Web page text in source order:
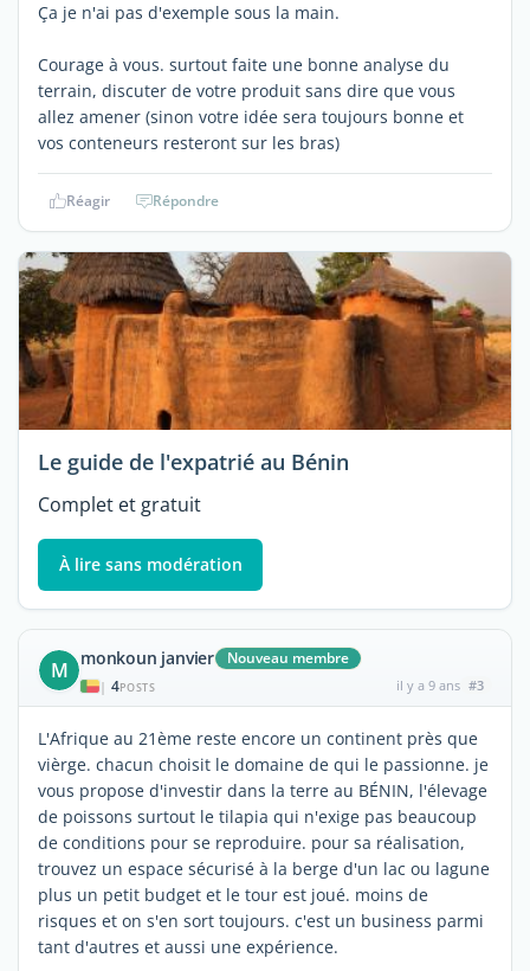
Ça je n'ai pas d'exemple sous la main.
Courage à vous. surtout faite une bonne analyse du
terrain, discuter de votre produit sans dire que vous
allez amener (sinon votre idée sera toujours bonne et
vos conteneurs resteront sur les bras)
Réagir Répondre
Le guide de l'expatrié au Bénin
Complet et gratuit
À lire sans modération
M monkoun janvier Nouveau membre
| 4POSTS il y a 9 ans #3
L'Afrique au 21ème reste encore un continent près que
vièrge. chacun choisit le domaine de qui le passionne. je
vous propose d'investir dans la terre au BÉNIN, l'élevage
de poissons surtout le tilapia qui n'exige pas beaucoup
de conditions pour se reproduire. pour sa réalisation,
trouvez un espace sécurisé à la berge d'un lac ou lagune
plus un petit budget et le tour est joué. moins de
risques et on s'en sort toujours. c'est un business parmi
tant d'autres et aussi une expérience.